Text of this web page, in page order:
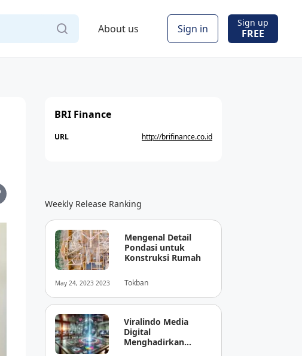
About us Sign in Sign up
FREE
BRI Finance
URL http://brifinance.co.id
Weekly Release Ranking
May 24, 2023 2023
Mengenal Detail
Pondasi untuk
Konstruksi Rumah
Tokban
Viralindo Media
Digital
Menghadirkan